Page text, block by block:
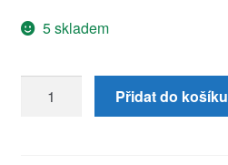
5 skladem
oken
Přidat do košíku